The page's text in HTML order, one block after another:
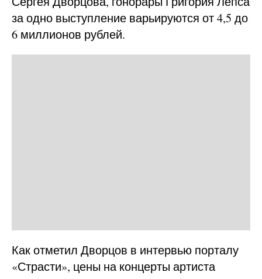
за одно выступление варьируются от 4,5 до
6 миллионов рублей.
Как отметил Дворцов в интервью порталу
«Страсти», цены на концерты артиста